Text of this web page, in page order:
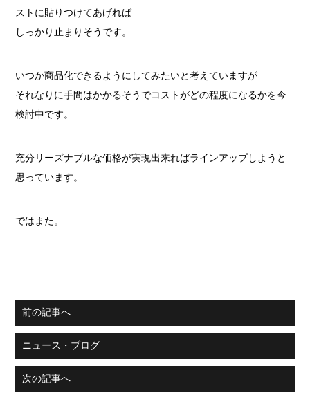
ストに貼りつけてあげれば
しっかり止まりそうです。
いつか商品化できるようにしてみたいと考えていますが
それなりに手間はかかるそうでコストがどの程度になるかを今
検討中です。
充分リーズナブルな価格が実現出来ればラインアップしようと
思っています。
ではまた。
前の記事へ
ニュース・ブログ
次の記事へ